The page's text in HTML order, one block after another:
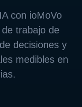
con ioMoVo
trabajo de
decisiones y
medibles en